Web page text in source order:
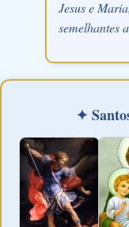
Jesus e
semelhantes
✦